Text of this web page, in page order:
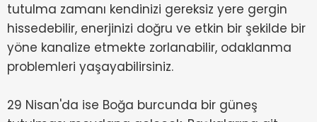
tutulma zamanı kendinizi gereksiz yere gergin
hissedebilir, enerjinizi doğru ve etkin bir şekilde bir
yöne kanalize etmekte zorlanabilir, odaklanma
problemleri yaşayabilirsiniz.
29 Nisan'da ise Boğa burcunda bir güneş